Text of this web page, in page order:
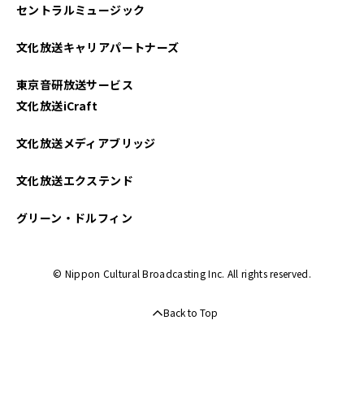
セントラルミュージック
文化放送キャリアパートナーズ
東京音研放送サービス
文化放送iCraft
文化放送メディアブリッジ
文化放送エクステンド
グリーン・ドルフィン
© Nippon Cultural Broadcasting Inc. All rights reserved.
Back to Top